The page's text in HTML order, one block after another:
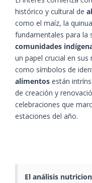
histórico y cultural de
como el maíz, la
fundamentales para la
comunidades
un papel crucial en sus
como símbolos de
alimentos están
de creación y
celebraciones que
estaciones del año.
El análisis